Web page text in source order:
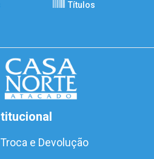
Títulos
e Devolução